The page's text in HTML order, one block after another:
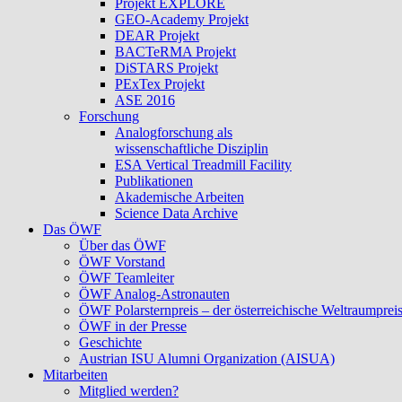
Projekt EXPLORE
GEO-Academy Projekt
DEAR Projekt
BACTeRMA Projekt
DiSTARS Projekt
PExTex Projekt
ASE 2016
Forschung
Analogforschung als
wissenschaftliche Disziplin
ESA Vertical Treadmill Facility
Publikationen
Akademische Arbeiten
Science Data Archive
Das ÖWF
Über das ÖWF
ÖWF Vorstand
ÖWF Teamleiter
ÖWF Analog-Astronauten
ÖWF Polarsternpreis – der österreichische Weltraumpreis
ÖWF in der Presse
Geschichte
Austrian ISU Alumni Organization (AISUA)
Mitarbeiten
Mitglied werden?